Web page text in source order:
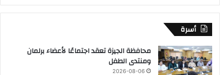
أسرة
محافظة الجيزة تعقد اجتماعًا لأعضاء برلمان
ومنتدى الطفل
2026-08-06